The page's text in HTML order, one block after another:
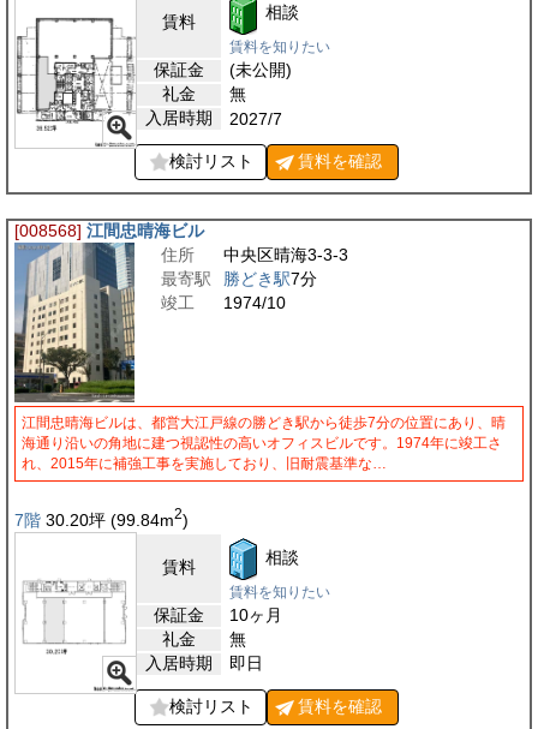
賃料 相談
賃料を知りたい
保証金
(未公開)
礼金
無
入居時期
2027/7
検討リスト 賃料を確認
[008568] 江間忠晴海ビル
住所
中央区晴海3-3-3
最寄駅
勝どき駅7分
竣工
1974/10
江間忠晴海ビルは、都営大江戸線の勝どき駅から徒歩7分の位置にあり、晴
海通り沿いの角地に建つ視認性の高いオフィスビルです。1974年に竣工さ
れ、2015年に補強工事を実施しており、旧耐震基準な…
7階 30.20坪 (99.84m2)
賃料 相談
賃料を知りたい
保証金
10ヶ月
礼金
無
入居時期
即日
検討リスト 賃料を確認